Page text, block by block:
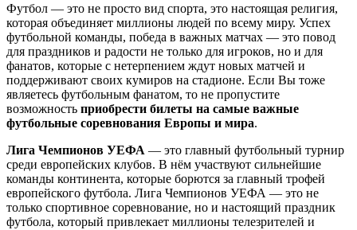
Футбол — это не просто вид спорта, это настоящая религия,
которая объединяет миллионы людей по всему миру. Успех
футбольной команды, победа в важных матчах — это повод
для праздников и радости не только для игроков, но и для
фанатов, которые с нетерпением ждут новых матчей и
поддерживают своих кумиров на стадионе. Если Вы тоже
являетесь футбольным фанатом, то не пропустите
возможность приобрести билеты на самые важные
футбольные соревнования Европы и мира.
Лига Чемпионов УЕФА — это главный футбольный турнир
среди европейских клубов. В нём участвуют сильнейшие
команды континента, которые борются за главный трофей
европейского футбола. Лига Чемпионов УЕФА — это не
только спортивное соревнование, но и настоящий праздник
футбола, который привлекает миллионы телезрителей и